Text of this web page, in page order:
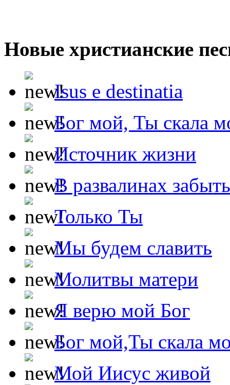
Новые христианские
Isus e destinatia
Бог мой, Ты скала
Источник жизни
В развалинах
Только Ты
Мы будем славить
Молитвы матери
Я верю мой Бог
Бог мой,Ты скала
Мой Иисус живой